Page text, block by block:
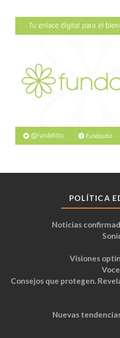
POLÍTICA
Noticias
Visiones
Consejos que protegen.
Nuevas